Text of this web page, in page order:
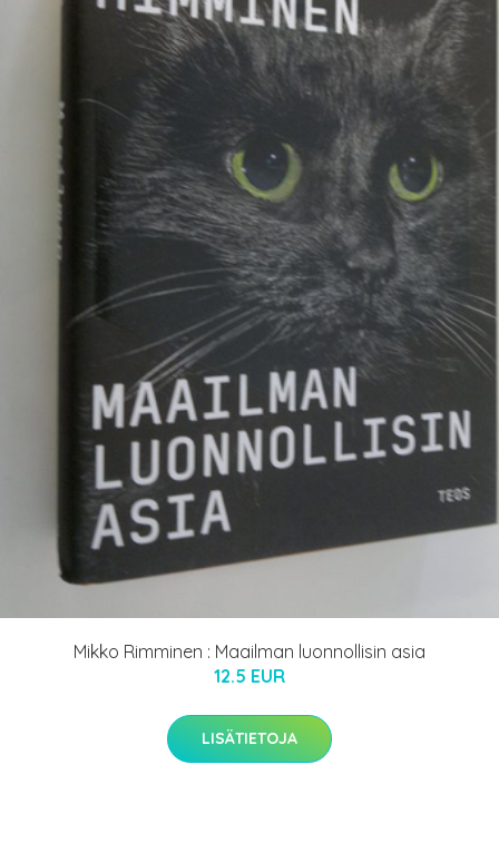
Mikko Rimminen : Maailman luonnollisin asia
12.5 EUR
LISÄTIETOJA